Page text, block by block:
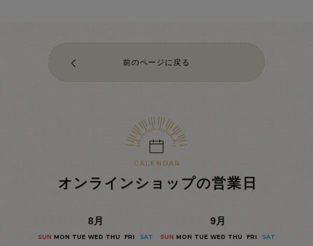
オンラインショップの営業日
8月
SUN MON TUE WED THU FRI SAT
9月
SUN MON TUE WED THU FRI SAT